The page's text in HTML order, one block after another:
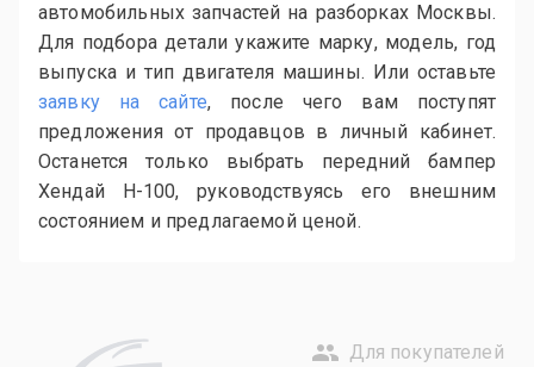
автомобильных запчастей на разборках Москвы.
Для подбора детали укажите марку, модель, год
выпуска и тип двигателя машины. Или оставьте
заявку на сайте, после чего вам поступят
предложения от продавцов в личный кабинет.
Останется только выбрать передний бампер
Хендай H-100, руководствуясь его внешним
состоянием и предлагаемой ценой.
Для покупателей